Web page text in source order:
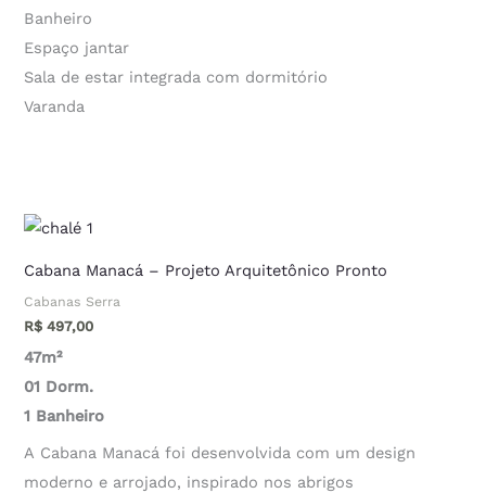
Banheiro
Espaço jantar
Sala de estar integrada com dormitório
Varanda
Cabana Manacá – Projeto Arquitetônico Pronto
Cabanas Serra
R$ 497,00
47m²
01 Dorm.
1 Banheiro
A Cabana Manacá foi desenvolvida com um design
moderno e arrojado, inspirado nos abrigos